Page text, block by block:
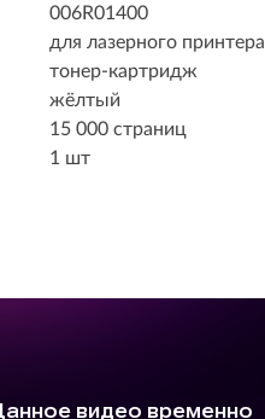
006R01400
для лазерного принтера
тонер-картридж
жёлтый
15 000 страниц
1 шт